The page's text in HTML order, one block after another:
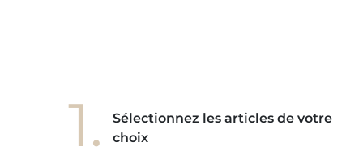
1.
Sélectionnez les articles de votre
choix